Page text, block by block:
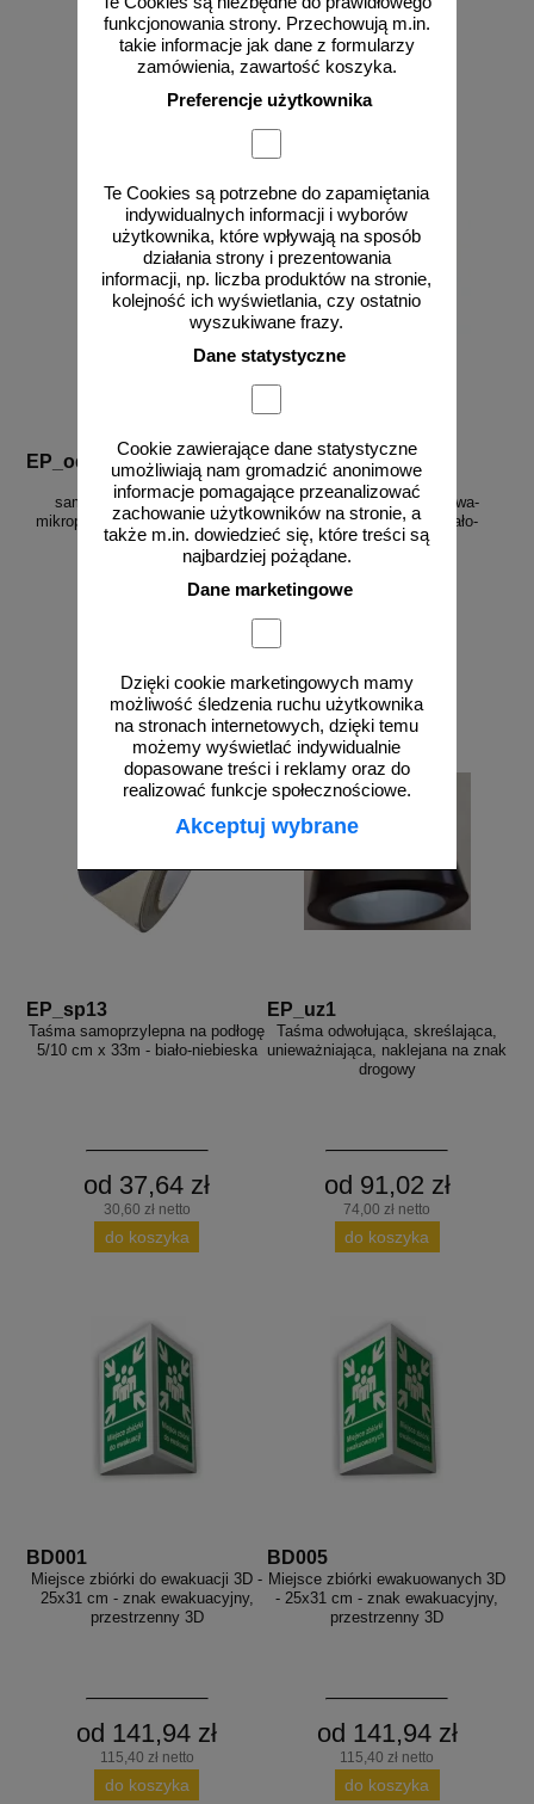
funkcjonowania strony. Przechowują m.in.
takie informacje jak dane z formularzy
zamówienia, zawartość koszyka.
Preferencje użytkownika
Te Cookies są potrzebne do zapamiętania
indywidualnych informacji i wyborów
użytkownika, które wpływają na sposób
działania strony i prezentowania
informacji, np. liczba produktów na stronie,
kolejność ich wyświetlania, czy ostatnio
wyszukiwane frazy.
Dane statystyczne
Cookie zawierające dane statystyczne
umożliwiają nam gromadzić anonimowe
informacje pomagające przeanalizować
zachowanie użytkowników na stronie, a
także m.in. dowiedzieć się, które treści są
najbardziej pożądane.
Dane marketingowe
Dzięki cookie marketingowych mamy
możliwość śledzenia ruchu użytkownika
na stronach internetowych, dzięki temu
możemy wyświetlać indywidualnie
dopasowane treści i reklamy oraz do
realizować funkcje społecznościowe.
Akceptuj wybrane
od 28,04 zł od 28,04 zł
EP_odbl_9
Taśma odblaskowa
samoprzylepna konturowa-
mikropryzmatyczna, żółta, neon
do koszyka
EP_odbl_8
Taśma odblaskowa
samoprzylepna konturowa-
mikropryzmatyczna, biało-
czerwona
do koszyka
EP_sp13
Taśma samoprzylepna na podłogę
5/10 cm x 33m - biało-niebieska
od 37,64 zł
30,60 zł netto
do koszyka
EP_uz1
Taśma odwołująca, skreślająca,
unieważniająca, naklejana na znak
drogowy
od 91,02 zł
74,00 zł netto
do koszyka
BD001
Miejsce zbiórki do ewakuacji 3D -
25x31 cm - znak ewakuacyjny,
przestrzenny 3D
od 141,94 zł
115,40 zł netto
do koszyka
BD005
Miejsce zbiórki ewakuowanych 3D
- 25x31 cm - znak ewakuacyjny,
przestrzenny 3D
od 141,94 zł
115,40 zł netto
do koszyka